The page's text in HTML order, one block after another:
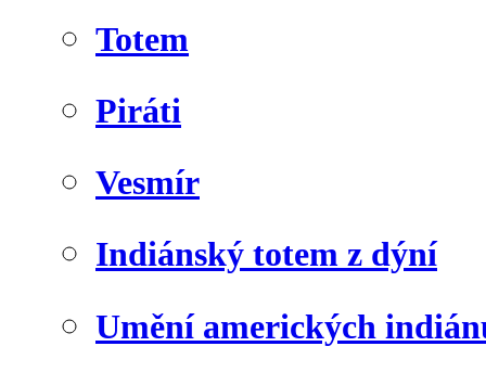
Totem
Piráti
Vesmír
Indiánský totem z dýní
Umění amerických